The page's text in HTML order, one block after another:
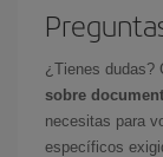
¿Tienes dudas?
sobre
necesitas para
específicos